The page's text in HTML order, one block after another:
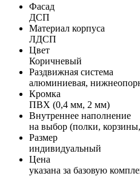
Фасад
ДСП
Материал корпуса
ЛДСП
Цвет
Коричневый
Раздвижная система
алюминиевая,
Кромка
ПВХ (0,4 мм, 2 мм)
Внутреннее наполнение
на выбор (полки,
Размер
индивидуальный
Цена
указана за базовую